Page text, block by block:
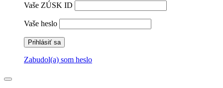
Vaše ZÚSK ID
Vaše heslo
Zabudol(a) som heslo